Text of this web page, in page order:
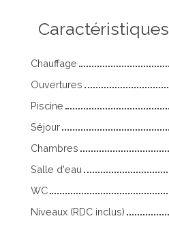
Caractéristiques
Chauffage
Ouvertures
Piscine
Séjour
Chambres
Salle d'eau
WC
Niveaux (RDC inclus)